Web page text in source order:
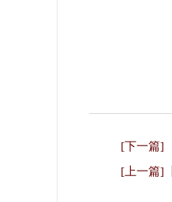
[下一篇]
[上一篇]